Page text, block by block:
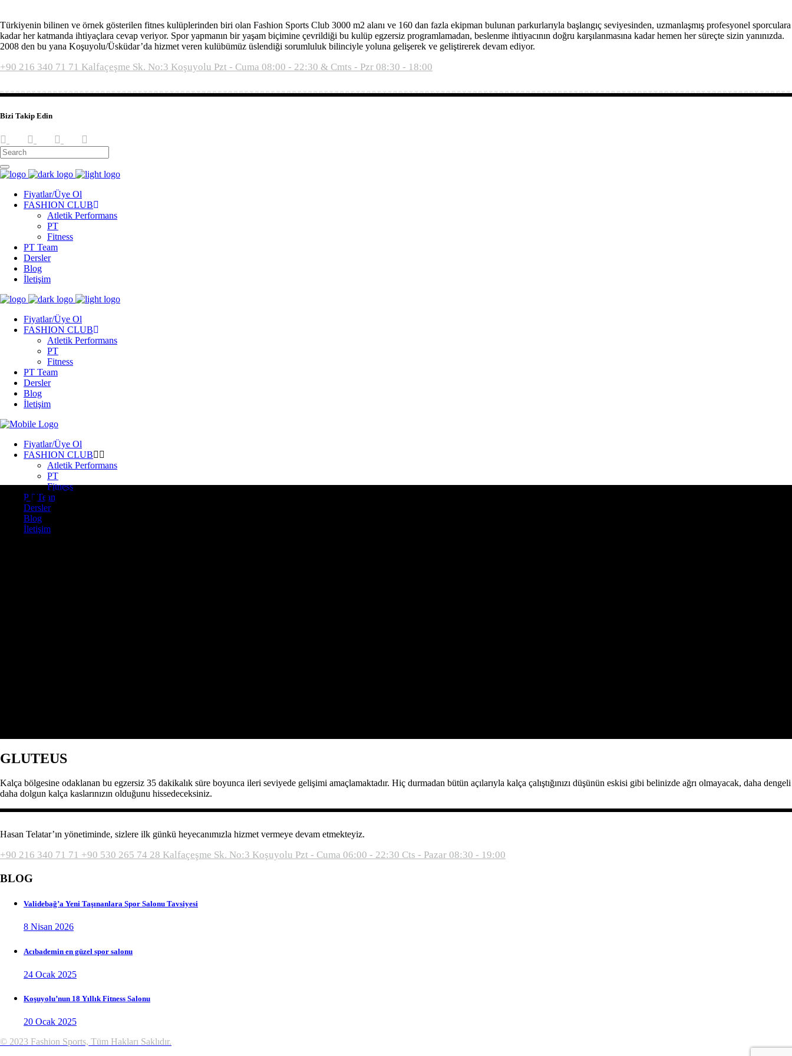
Türkiyenin bilinen ve örnek gösterilen fitnes kulüplerinden biri olan Fashion Sports Club 3000 m2 alanı ve 160 dan fazla ekipman bulunan parkurlarıyla başlangıç seviyesinden, uzmanlaşmış profesyonel sporculara
kadar her katmanda ihtiyaçlara cevap veriyor. Spor yapmanın bir yaşam biçimine çevrildiği bu kulüp egzersiz programlamadan, beslenme ihtiyacının doğru karşılanmasına kadar hemen her süreçte sizin yanınızda.
2008 den bu yana Koşuyolu/Üsküdar’da hizmet veren kulübümüz üslendiği sorumluluk bilinciyle yoluna gelişerek ve geliştirerek devam ediyor.
+90 216 340 71 71 Kalfaçeşme Sk. No:3 Koşuyolu Pzt - Cuma 08:00 - 22:30 & Cmts - Pzr 08:30 - 18:00
Bizi Takip Edin
Fiyatlar/Üye Ol
FASHION CLUB
Atletik Performans
PT
Fitness
PT Team
Dersler
Blog
İletişim
Fiyatlar/Üye Ol
FASHION CLUB
Atletik Performans
PT
Fitness
PT Team
Dersler
Blog
İletişim
Fiyatlar/Üye Ol
FASHION CLUB
Atletik Performans
PT
Fitness
PT Team
Dersler
Blog
İletişim
GLUTEUS
GLUTEUS
Kalça bölgesine odaklanan bu egzersiz 35 dakikalık süre boyunca ileri seviyede gelişimi amaçlamaktadır. Hiç durmadan bütün açılarıyla kalça çalıştığınızı düşünün eskisi gibi belinizde ağrı olmayacak, daha dengeli
daha dolgun kalça kaslarınızın olduğunu hissedeceksiniz.
Hasan Telatar’ın yönetiminde, sizlere ilk günkü heyecanımızla hizmet vermeye devam etmekteyiz.
+90 216 340 71 71 +90 530 265 74 28 Kalfaçeşme Sk. No:3 Koşuyolu Pzt - Cuma 06:00 - 22:30 Cts - Pazar 08:30 - 19:00
BLOG
Validebağ’a Yeni Taşınanlara Spor Salonu Tavsiyesi
8 Nisan 2026
Acıbademin en güzel spor salonu
24 Ocak 2025
Koşuyolu’nun 18 Yıllık Fitness Salonu
20 Ocak 2025
© 2023 Fashion Sports, Tüm Hakları Saklıdır.